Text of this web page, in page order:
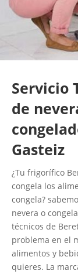
Servicio
de
Gasteiz
¿Tu frigorífico
congela los
congela?
nevera o
técnicos de
problema en el
alimentos y
quieres. La